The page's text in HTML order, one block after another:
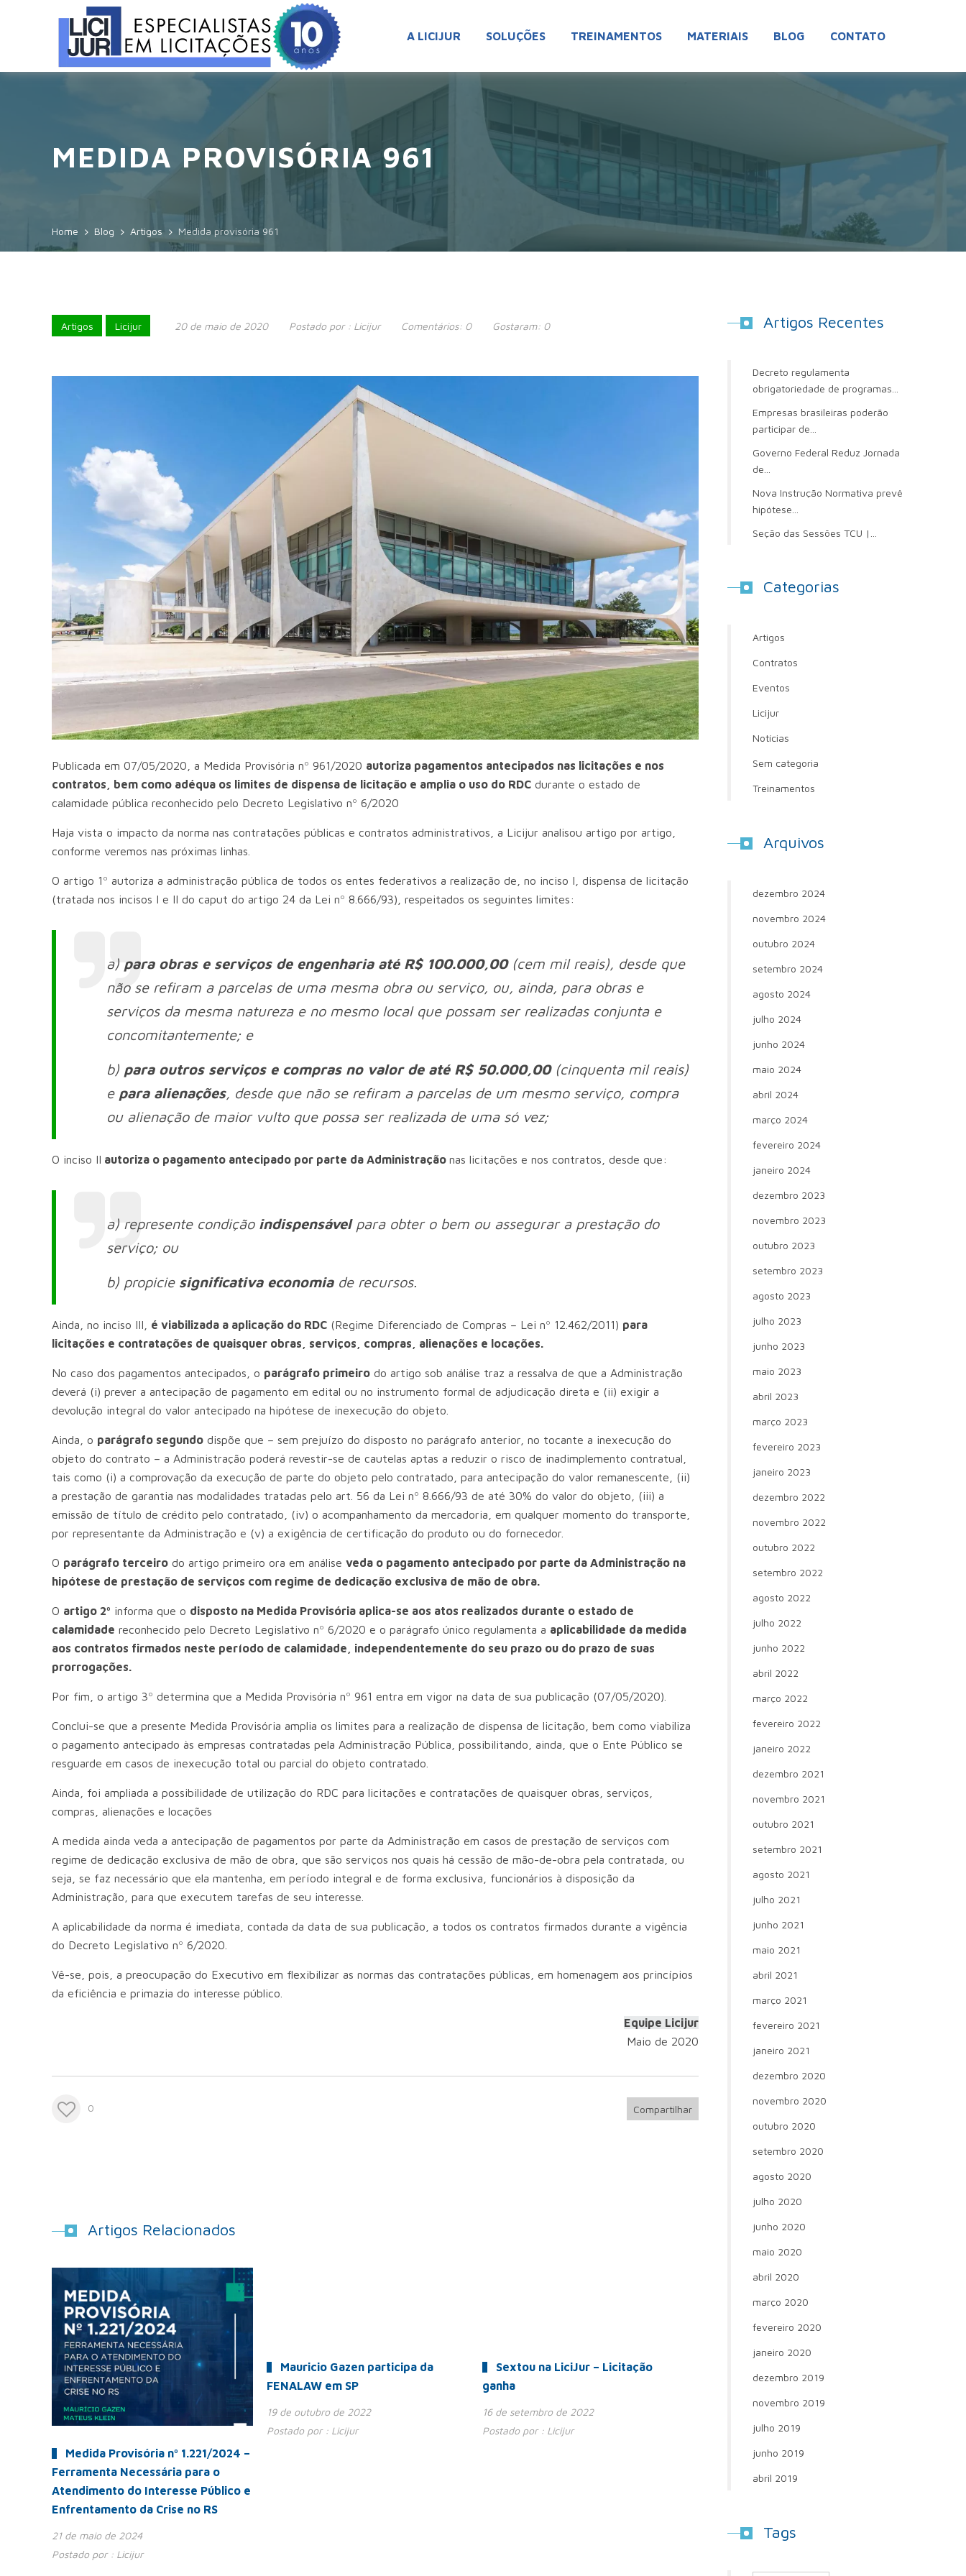
A LICIJUR SOLUÇÕES TREINAMENTOS MATERIAIS BLOG CONTATO
MEDIDA PROVISÓRIA 961
Home Blog Artigos Medida provisória 961
Artigos Licijur 20 de maio de 2020 Postado por : Licijur Comentários: 0 Gostaram: 0
Publicada em 07/05/2020, a Medida Provisória nº 961/2020 autoriza pagamentos antecipados nas licitações e nos
contratos, bem como adéqua os limites de dispensa de licitação e amplia o uso do RDC durante o estado de
calamidade pública reconhecido pelo Decreto Legislativo nº 6/2020
Haja vista o impacto da norma nas contratações públicas e contratos administrativos, a Licijur analisou artigo por artigo,
conforme veremos nas próximas linhas.
O artigo 1º autoriza a administração pública de todos os entes federativos a realização de, no inciso I, dispensa de licitação
(tratada nos incisos I e II do caput do artigo 24 da Lei nº 8.666/93), respeitados os seguintes limites:
a) para obras e serviços de engenharia até R$ 100.000,00(cem mil reais), desde que
não se refiram a parcelas de uma mesma obra ou serviço, ou, ainda, para obras e
serviços da mesma natureza e no mesmo local que possam ser realizadas conjunta e
concomitantemente; e
b) para outros serviços e compras no valor de até R$ 50.000,00(cinquenta mil reais)
e para alienações, desde que não se refiram a parcelas de um mesmo serviço, compra
ou alienação de maior vulto que possa ser realizada de uma só vez;
O inciso II autoriza o pagamento antecipado por parte da Administração nas licitações e nos contratos, desde que:
a) represente condição indispensável para obter o bem ou assegurar a prestação do
serviço; ou
b) propicie significativa economiade recursos.
Ainda, no inciso III, é viabilizada a aplicação do RDC (Regime Diferenciado de Compras – Lei nº 12.462/2011) para
licitações e contratações de quaisquer obras, serviços, compras, alienações e locações.
No caso dos pagamentos antecipados, o parágrafo primeiro do artigo sob análise traz a ressalva de que a Administração
deverá (i) prever a antecipação de pagamento em edital ou no instrumento formal de adjudicação direta e (ii) exigir a
devolução integral do valor antecipado na hipótese de inexecução do objeto.
Ainda, o parágrafo segundo dispõe que – sem prejuízo do disposto no parágrafo anterior, no tocante a inexecução do
objeto do contrato – a Administração poderá revestir-se de cautelas aptas a reduzir o risco de inadimplemento contratual,
tais como (i) a comprovação da execução de parte do objeto pelo contratado, para antecipação do valor remanescente, (ii)
a prestação de garantia nas modalidades tratadas pelo art. 56 da Lei nº 8.666/93 de até 30% do valor do objeto, (iii) a
emissão de título de crédito pelo contratado, (iv) o acompanhamento da mercadoria, em qualquer momento do transporte,
por representante da Administração e (v) a exigência de certificação do produto ou do fornecedor.
O parágrafo terceiro do artigo primeiro ora em análise veda o pagamento antecipado por parte da Administração na
hipótese de prestação de serviços com regime de dedicação exclusiva de mão de obra.
O artigo 2º informa que o disposto na Medida Provisória aplica-se aos atos realizados durante o estado de
calamidade reconhecido pelo Decreto Legislativo nº 6/2020 e o parágrafo único regulamenta a aplicabilidade da medida
aos contratos firmados neste período de calamidade, independentemente do seu prazo ou do prazo de suas
prorrogações.
Por fim, o artigo 3º determina que a Medida Provisória nº 961 entra em vigor na data de sua publicação (07/05/2020).
Conclui-se que a presente Medida Provisória amplia os limites para a realização de dispensa de licitação, bem como viabiliza
o pagamento antecipado às empresas contratadas pela Administração Pública, possibilitando, ainda, que o Ente Público se
resguarde em casos de inexecução total ou parcial do objeto contratado.
Ainda, foi ampliada a possibilidade de utilização do RDC para licitações e contratações de quaisquer obras, serviços,
compras, alienações e locações
A medida ainda veda a antecipação de pagamentos por parte da Administração em casos de prestação de serviços com
regime de dedicação exclusiva de mão de obra, que são serviços nos quais há cessão de mão-de-obra pela contratada, ou
seja, se faz necessário que ela mantenha, em período integral e de forma exclusiva, funcionários à disposição da
Administração, para que executem tarefas de seu interesse.
A aplicabilidade da norma é imediata, contada da data de sua publicação, a todos os contratos firmados durante a vigência
do Decreto Legislativo nº 6/2020.
Vê-se, pois, a preocupação do Executivo em flexibilizar as normas das contratações públicas, em homenagem aos princípios
da eficiência e primazia do interesse público.
Equipe Licijur
Maio de 2020
0 Compartilhar
Artigos Relacionados
Medida Provisória nº 1.221/2024 –
Ferramenta Necessária para o
Atendimento do Interesse Público e
Enfrentamento da Crise no RS
21 de maio de 2024
Postado por : Licijur
Mauricio Gazen participa da
FENALAW em SP
19 de outubro de 2022
Postado por : Licijur
Sextou na LiciJur – Licitação
ganha
16 de setembro de 2022
Postado por : Licijur
Artigos Recentes
Decreto regulamenta
obrigatoriedade de programas...
Empresas brasileiras poderão
participar de...
Governo Federal Reduz Jornada
de...
Nova Instrução Normativa prevê
hipótese...
Seção das Sessões TCU |...
Categorias
Artigos
Contratos
Eventos
Licijur
Notícias
Sem categoria
Treinamentos
Arquivos
dezembro 2024
novembro 2024
outubro 2024
setembro 2024
agosto 2024
julho 2024
junho 2024
maio 2024
abril 2024
março 2024
fevereiro 2024
janeiro 2024
dezembro 2023
novembro 2023
outubro 2023
setembro 2023
agosto 2023
julho 2023
junho 2023
maio 2023
abril 2023
março 2023
fevereiro 2023
janeiro 2023
dezembro 2022
novembro 2022
outubro 2022
setembro 2022
agosto 2022
julho 2022
junho 2022
abril 2022
março 2022
fevereiro 2022
janeiro 2022
dezembro 2021
novembro 2021
outubro 2021
setembro 2021
agosto 2021
julho 2021
junho 2021
maio 2021
abril 2021
março 2021
fevereiro 2021
janeiro 2021
dezembro 2020
novembro 2020
outubro 2020
setembro 2020
agosto 2020
julho 2020
junho 2020
maio 2020
abril 2020
março 2020
fevereiro 2020
janeiro 2020
dezembro 2019
novembro 2019
julho 2019
junho 2019
abril 2019
Tags